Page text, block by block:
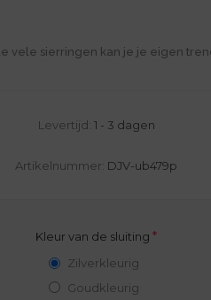
vele sierringen kan je je eigen
Levertijd: 1 - 3 dagen
Artikelnummer: DJV-ub479p
Kleur van de sluiting*
Zilverkleurig
Goudkleurig